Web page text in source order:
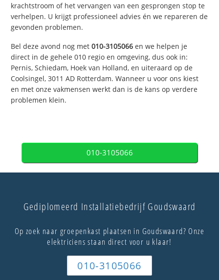
krachtstroom of het vervangen van een gesprongen stop te
verhelpen. U krijgt professioneel advies én we repareren de
gevonden problemen.
Bel deze avond nog met010-3105066 en we helpen je
direct in de gehele 010 regio en omgeving, dus ook in:
Pernis, Schiedam, Hoek van Holland, en uiteraard op de
Coolsingel, 3011 AD Rotterdam. Wanneer u voor ons kiest
en met onze vakmensen werkt dan is de kans op verdere
problemen klein.
010-3105066
Gediplomeerd Installatiebedrijf Goudswaard
Op zoek naar groepenkast plaatsen in Goudswaard? Onze
elektriciens staan direct voor u klaar!
010-3105066